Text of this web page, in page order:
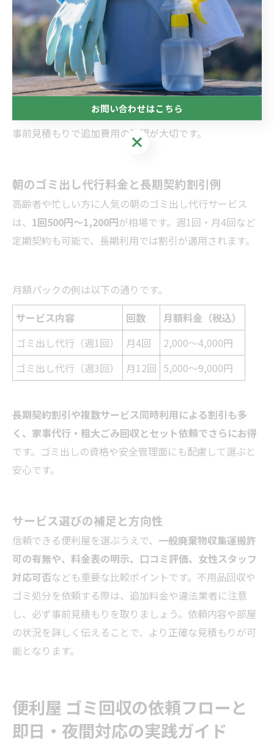
地域 軽トラ積み放題
2tトラック積み放題
地域A
約19,800円
約65,000円
地域B 約22,000円
約79,800円
地域C 約20,000円 約70,000円
事前見積もりで追加費用の確認が大切です。
朝のゴミ出し代行料金と長期契約割引例
高齢者や忙しい方に人気の朝のゴミ出し代行サービス
は、 1回500円～1,200円が相場です。週1回・月4回など
定期契約も可能で、長期利用では割引が適用されます。
月額パックの例は以下の通りです。
サービス内容
回数
月額料金（税込）
ゴミ出し代行（週1回）
月4回
2,000～4,000円
ゴミ出し代行（週3回）
月12回 5,000～9,000円
長期契約割引や複数サービス同時利用による割引も多
く、家事代行・粗大ごみ回収とセット依頼でさらにお得
です。ゴミ出しの資格や安全管理面にも配慮して選ぶと
安心です。
サービス選びの補足と方向性
信頼できる便利屋を選ぶうえで、 一般廃棄物収集運搬許
可の有無や、料金表の明示、口コミ評価、女性スタッフ
対応可否なども重要な比較ポイントです。不用品回収や
ゴミ処分を依頼する際は、追加料金や違法業者に注意
し、必ず事前見積もりを取りましょう。依頼内容や部屋
の状況を詳しく伝えることで、より正確な見積もりが可
能となります。
便利屋 ゴミ回収の依頼フローと
即日・夜間対応の実践ガイド
お問い合わせはこちら
お問い合わせはこちら